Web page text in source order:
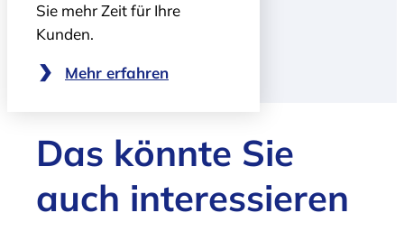
Sie mehr Zeit für Ihre
Kunden.
Mehr erfahren
Das könnte Sie
auch interessieren